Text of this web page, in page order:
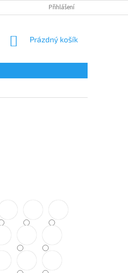
Přihlášení
NÁKUPNÍ
Prázdný košík